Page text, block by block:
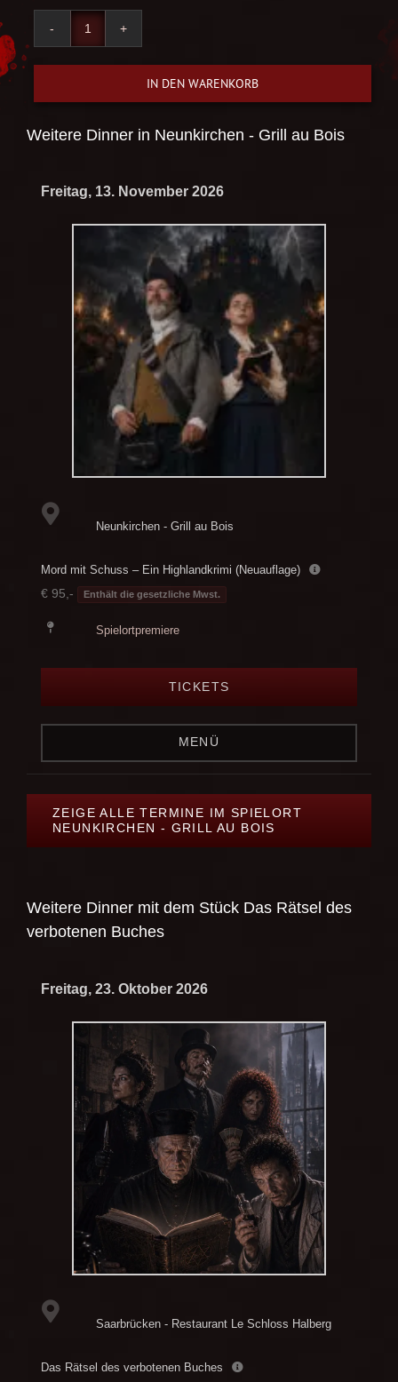
Das Rätsel des verbotenen Buches Menge
IN DEN WARENKORB
Weitere Dinner in Neunkirchen - Grill au Bois
Freitag, 13. November 2026
Neunkirchen - Grill au Bois
Mord mit Schuss – Ein Highlandkrimi (Neuauflage)
€ 95,- Enthält die gesetzliche Mwst.
Spielortpremiere
TICKETS
MENÜ
ZEIGE ALLE TERMINE IM SPIELORT
NEUNKIRCHEN - GRILL AU BOIS
Weitere Dinner mit dem Stück Das Rätsel des
verbotenen Buches
Freitag, 23. Oktober 2026
Saarbrücken - Restaurant Le Schloss Halberg
Das Rätsel des verbotenen Buches